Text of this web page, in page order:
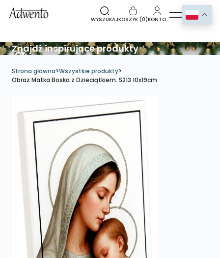
WYSZUKAJKOSZYK (0)KONTO
Znajdź inspirujące produkty
Strona główna>Wszystkie produkty>
Obraz Matka Boska z Dzieciątkiem. S213 10x19cm